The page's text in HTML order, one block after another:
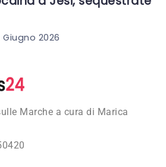
Giugno 2026
Marche a cura di Marica